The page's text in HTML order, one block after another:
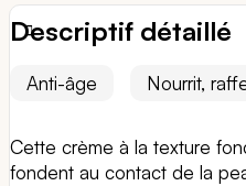
Descriptif détaillé
Anti-âge Nourrit,
Cette crème à la texture
fondent au contact de la